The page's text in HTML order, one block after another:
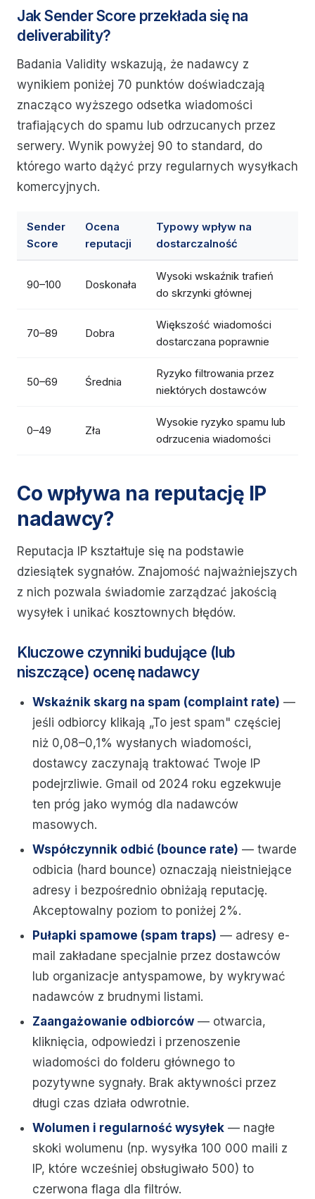
Jak Sender Score przekłada się na
deliverability?
Badania Validity wskazują, że nadawcy z
wynikiem poniżej 70 punktów doświadczają
znacząco wyższego odsetka wiadomości
trafiających do spamu lub odrzucanych przez
serwery. Wynik powyżej 90 to standard, do
którego warto dążyć przy regularnych wysyłkach
komercyjnych.
Sender
Score
Ocena
reputacji
Typowy wpływ na
dostarczalność
90–100 Doskonała
Wysoki wskaźnik trafień
do skrzynki głównej
70–89 Dobra
Większość wiadomości
dostarczana poprawnie
50–69 Średnia
Ryzyko filtrowania przez
niektórych dostawców
0–49 Zła
Wysokie ryzyko spamu lub
odrzucenia wiadomości
Co wpływa na reputację IP
nadawcy?
Reputacja IP kształtuje się na podstawie
dziesiątek sygnałów. Znajomość najważniejszych
z nich pozwala świadomie zarządzać jakością
wysyłek i unikać kosztownych błędów.
Kluczowe czynniki budujące (lub
niszczące) ocenę nadawcy
Wskaźnik skarg na spam (complaint rate) —
jeśli odbiorcy klikają „To jest spam" częściej
niż 0,08–0,1% wysłanych wiadomości,
dostawcy zaczynają traktować Twoje IP
podejrzliwie. Gmail od 2024 roku egzekwuje
ten próg jako wymóg dla nadawców
masowych.
Współczynnik odbić (bounce rate) — twarde
odbicia (hard bounce) oznaczają nieistniejące
adresy i bezpośrednio obniżają reputację.
Akceptowalny poziom to poniżej 2%.
Pułapki spamowe (spam traps) — adresy e-
mail zakładane specjalnie przez dostawców
lub organizacje antyspamowe, by wykrywać
nadawców z brudnymi listami.
Zaangażowanie odbiorców — otwarcia,
kliknięcia, odpowiedzi i przenoszenie
wiadomości do folderu głównego to
pozytywne sygnały. Brak aktywności przez
długi czas działa odwrotnie.
Wolumen i regularność wysyłek — nagłe
skoki wolumenu (np. wysyłka 100 000 maili z
IP, które wcześniej obsługiwało 500) to
czerwona flaga dla filtrów.